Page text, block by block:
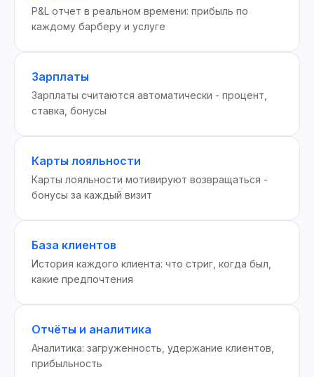
P&L отчет в реальном времени: прибыль по
каждому барберу и услуге
Зарплаты
Зарплаты считаются автоматически - процент,
ставка, бонусы
Карты лояльности
Карты лояльности мотивируют возвращаться -
бонусы за каждый визит
База клиентов
История каждого клиента: что стриг, когда был,
какие предпочтения
Отчёты и аналитика
Аналитика: загруженность, удержание клиентов,
прибыльность